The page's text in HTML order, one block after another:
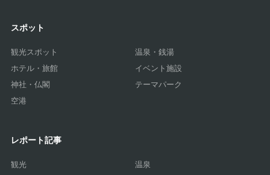
スポット
観光スポット
温泉・銭湯
ホテル・旅館
イベント施設
神社・仏閣
テーマパーク
空港
レポート記事
観光
温泉